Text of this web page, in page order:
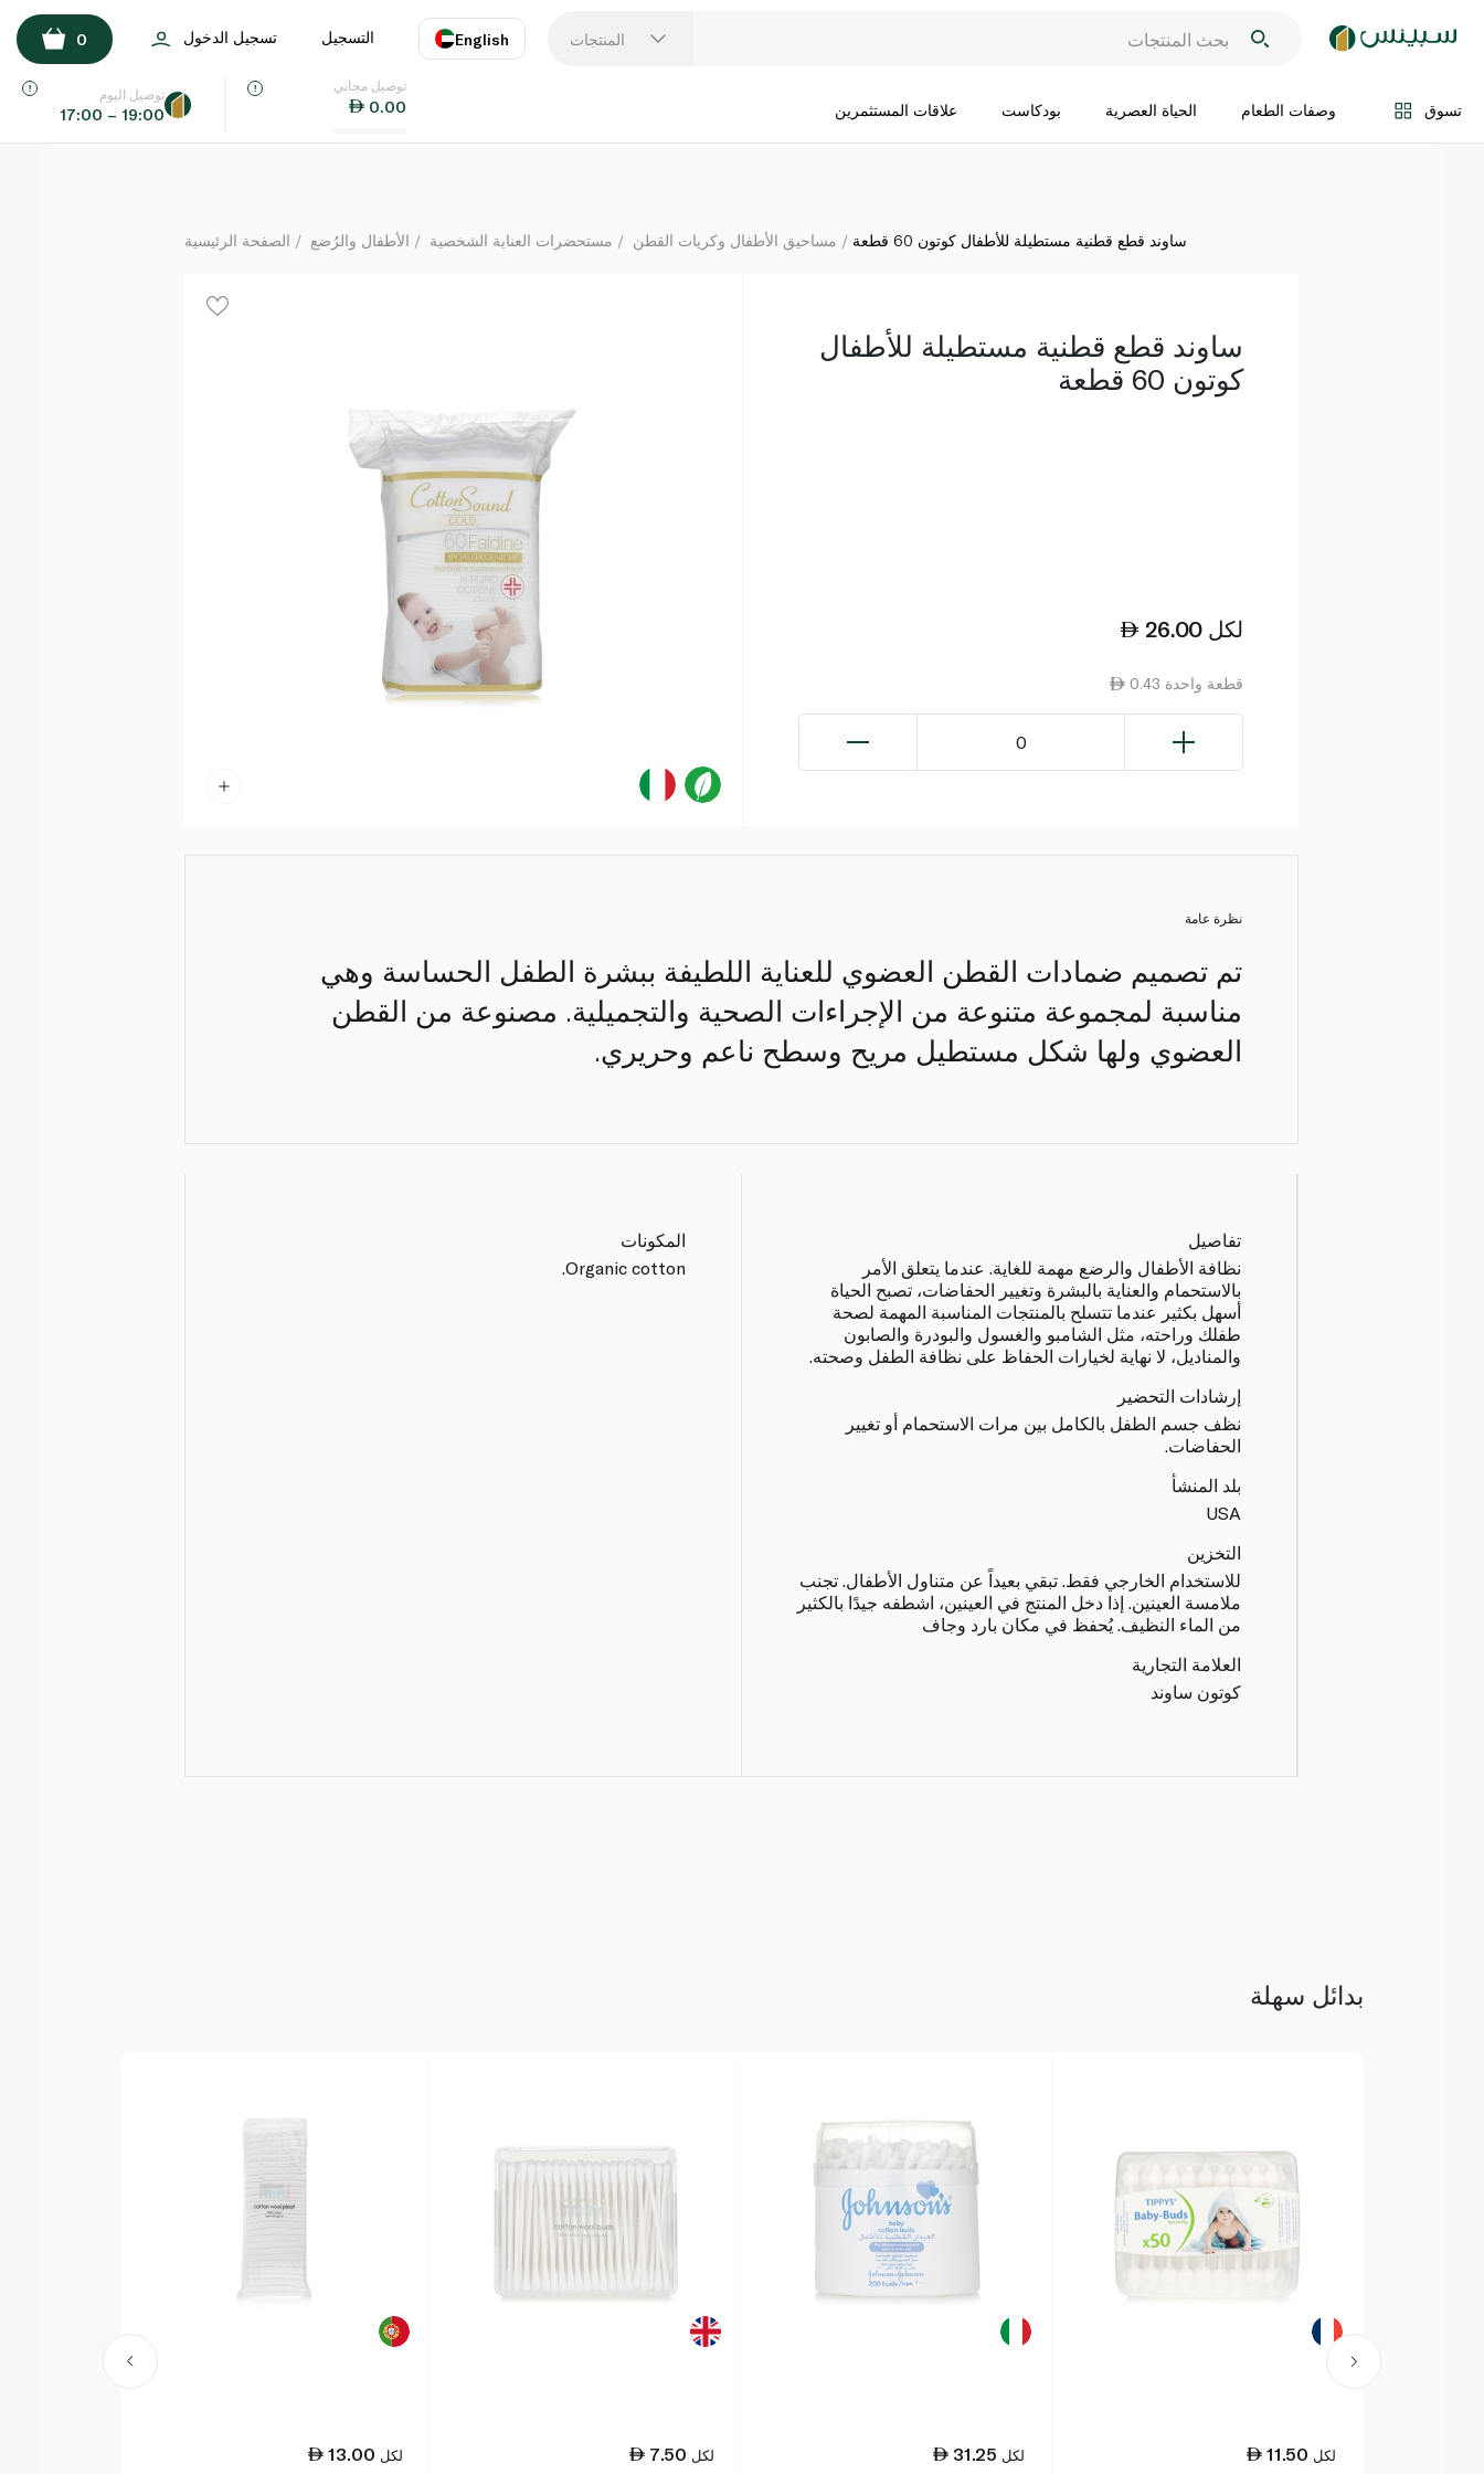
المنتجات English
اللغة
التسجيل تسجيل الدخول 0
تسوق وصفات الطعام الحياة العصرية بودكاست علاقات المستثمرين
توصيل مجاني
0.00
توصيل اليوم
17:00 – 19:00
ساوند قطع قطنية مستطيلة للأطفال كوتون 60 قطعة
اضف الى السلة
الصفحة الرئيسية الأطفال والرُضع مستحضرات العناية الشخصية مساحيق الأطفال وكريات القطن ساوند قطع قطنية مستطيلة للأطفال كوتون 60 قطعة
ساوند قطع قطنية مستطيلة للأطفال
كوتون 60 قطعة
26.00 لكل
0.43 قطعة واحدة
0
نظرة عامة
تم تصميم ضمادات القطن العضوي للعناية اللطيفة ببشرة الطفل الحساسة وهي
مناسبة لمجموعة متنوعة من الإجراءات الصحية والتجميلية. مصنوعة من القطن
العضوي ولها شكل مستطيل مريح وسطح ناعم وحريري.
تفاصيل
نظافة الأطفال والرضع مهمة للغاية. عندما يتعلق الأمر
بالاستحمام والعناية بالبشرة وتغيير الحفاضات، تصبح الحياة
أسهل بكثير عندما تتسلح بالمنتجات المناسبة المهمة لصحة
طفلك وراحته، مثل الشامبو والغسول والبودرة والصابون
والمناديل، لا نهاية لخيارات الحفاظ على نظافة الطفل وصحته.
إرشادات التحضير
نظف جسم الطفل بالكامل بين مرات الاستحمام أو تغيير
الحفاضات.
بلد المنشأ
USA
التخزين
للاستخدام الخارجي فقط. تبقي بعيداً عن متناول الأطفال. تجنب
ملامسة العينين. إذا دخل المنتج في العينين، اشطفه جيدًا بالكثير
من الماء النظيف. يُحفظ في مكان بارد وجاف
العلامة التجارية
كوتون ساوند
المكونات
Organic cotton.
بدائل سهلة
11.50 لكل
31.25 لكل
7.50 لكل
13.00 لكل